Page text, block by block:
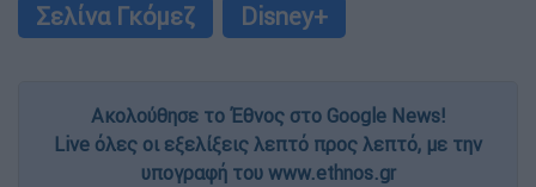
Σελίνα Γκόμεζ
Disney+
Ακολούθησε το Έθνος στο Google News!
Live όλες οι εξελίξεις λεπτό προς λεπτό, με την
υπογραφή του www.ethnos.gr